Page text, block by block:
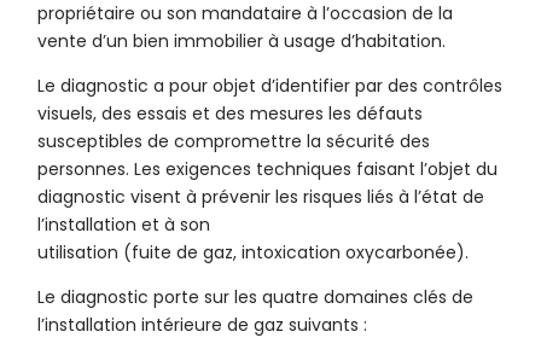
propriétaire ou son mandataire à l’occasion de la
vente d’un bien immobilier à usage d’habitation.
Le diagnostic a pour objet d’identifier par des contrôles
visuels, des essais et des mesures les défauts
susceptibles de compromettre la sécurité des
personnes. Les exigences techniques faisant l’objet du
diagnostic visent à prévenir les risques liés à l’état de
l’installation et à son
utilisation (fuite de gaz, intoxication oxycarbonée).
Le diagnostic porte sur les quatre domaines clés de
l’installation intérieure de gaz suivants :